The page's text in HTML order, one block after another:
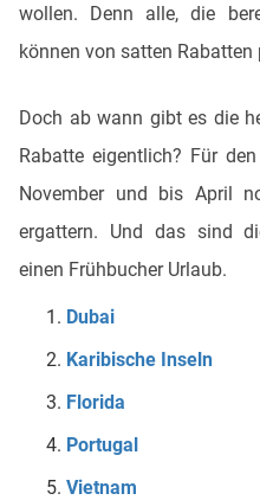
wollen. Denn alle, die
können von satten Rabatten
Doch ab wann gibt es die
Rabatte eigentlich? Für
November und bis April
ergattern. Und das sind
einen Frühbucher Urlaub.
Dubai
Karibische Inseln
Florida
Portugal
Vietnam